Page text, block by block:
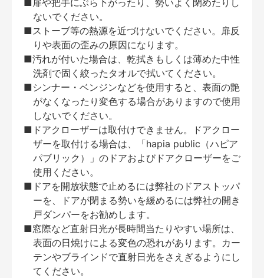
■扉や把手にぶら下がったり、勢いよく閉めたりし
ないでください。
■ストーブ等の熱源を近づけないでください。扉反
りや表面の歪みの原因になります。
■汚れが付いた場合は、乾拭きもしくは薄めた中性
洗剤で固く絞ったタオルで拭いてください。
■シンナー・ベンジンなどを使用すると、表面の艶
がなくなったり変色する場合がありますので使用
しないでください。
■ドアクローザーは取付けできません。ドアクロー
ザーを取付ける場合は、「hapia public（ハピア
パブリック）」のドアおよびドアクローザーをご
使用ください。
■ドアを開放状態で止めるには弊社のドアストッパ
ーを、ドアが閉まる勢いを緩めるには弊社の開き
戸ダンパーをお勧めします。
■窓際など直射日光が長時間当たりやすい場所は、
表面の日焼けによる変色の恐れがあります。カー
テンやブラインドで直射日光をさえぎるようにし
てください。